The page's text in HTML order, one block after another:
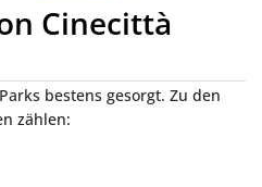
Cinecittà
bestens gesorgt. Zu den
zählen: